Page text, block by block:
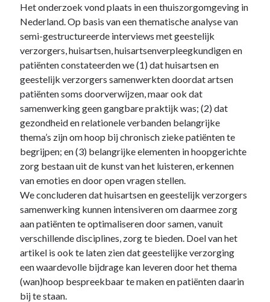
Het onderzoek vond plaats in een thuiszorgomgeving in
Nederland. Op basis van een thematische analyse van
semi-gestructureerde interviews met geestelijk
verzorgers, huisartsen, huisartsenverpleegkundigen en
patiënten constateerden we (1) dat huisartsen en
geestelijk verzorgers samenwerkten doordat artsen
patiënten soms doorverwijzen, maar ook dat
samenwerking geen gangbare praktijk was; (2) dat
gezondheid en relationele verbanden belangrijke
thema’s zijn om hoop bij chronisch zieke patiënten te
begrijpen; en (3) belangrijke elementen in hoopgerichte
zorg bestaan uit de kunst van het luisteren, erkennen
van emoties en door open vragen stellen.
We concluderen dat huisartsen en geestelijk verzorgers
samenwerking kunnen intensiveren om daarmee zorg
aan patiënten te optimaliseren door samen, vanuit
verschillende disciplines, zorg te bieden. Doel van het
artikel is ook te laten zien dat geestelijke verzorging
een waardevolle bijdrage kan leveren door het thema
(wan)hoop bespreekbaar te maken en patiënten daarin
bij te staan.